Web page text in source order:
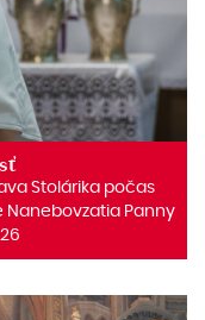
Stolárika počas
Nanebovzatia Panny